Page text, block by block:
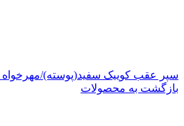
سپر عقب کوییک سفید(پوسته)/مهرخواه
بازگشت به محصولات